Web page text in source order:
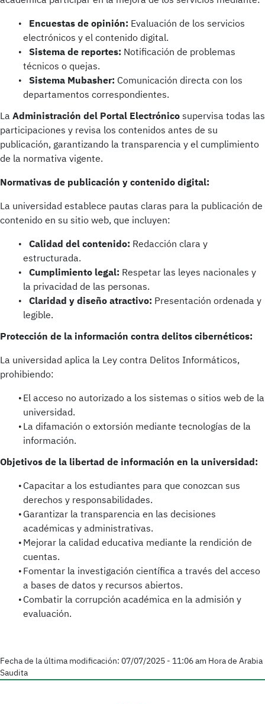
Encuestas de opinión: Evaluación de los servicios
electrónicos y el contenido digital.
Sistema de reportes: Notificación de problemas
técnicos o quejas.
Sistema Mubasher: Comunicación directa con los
departamentos correspondientes.
La Administración del Portal Electrónicosupervisa todas las
participaciones y revisa los contenidos antes de su
publicación, garantizando la transparencia y el cumplimiento
de la normativa vigente.
Normativas de publicación y contenido digital:
La universidad establece pautas claras para la publicación de
contenido en su sitio web, que incluyen:
Calidad del contenido: Redacción clara y
estructurada.
Cumplimiento legal: Respetar las leyes nacionales y
la privacidad de las personas.
Claridad y diseño atractivo: Presentación ordenada y
legible.
Protección de la información contra delitos cibernéticos:
La universidad aplica la Ley contra Delitos Informáticos,
prohibiendo:
El acceso no autorizado a los sistemas o sitios web de la
universidad.
La difamación o extorsión mediante tecnologías de la
información.
Objetivos de la libertad de información en la universidad:
Capacitar a los estudiantes para que conozcan sus
derechos y responsabilidades.
Garantizar la transparencia en las decisiones
académicas y administrativas.
Mejorar la calidad educativa mediante la rendición de
cuentas.
Fomentar la investigación científica a través del acceso
a bases de datos y recursos abiertos.
Combatir la corrupción académica en la admisión y
evaluación.
Fecha de la última modificación:07/07/2025 - 11:06 amHora de Arabia
Saudita